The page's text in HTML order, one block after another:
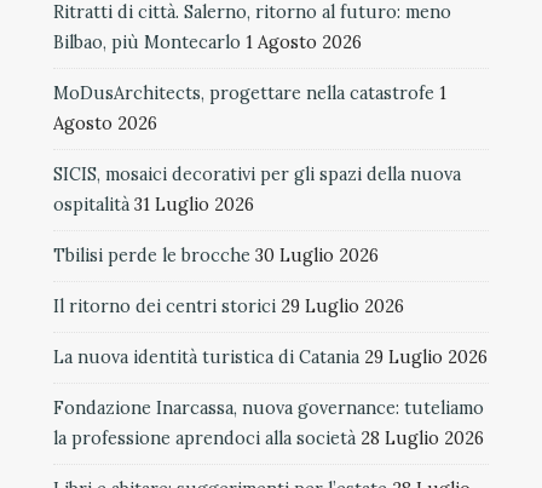
Ritratti di città. Salerno, ritorno al futuro: meno
Bilbao, più Montecarlo 1 Agosto 2026
MoDusArchitects, progettare nella catastrofe 1
Agosto 2026
SICIS, mosaici decorativi per gli spazi della nuova
ospitalità 31 Luglio 2026
Tbilisi perde le brocche 30 Luglio 2026
Il ritorno dei centri storici 29 Luglio 2026
La nuova identità turistica di Catania 29 Luglio 2026
Fondazione Inarcassa, nuova governance: tuteliamo
la professione aprendoci alla società 28 Luglio 2026